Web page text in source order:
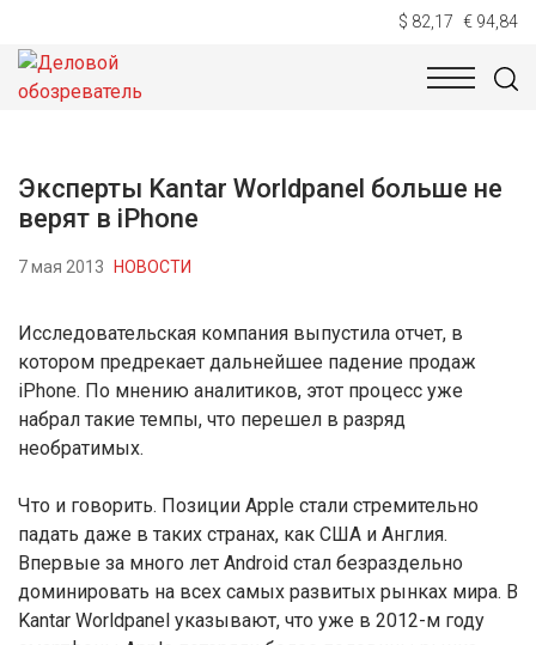
$ 82,17 € 94,84
НОВОСТИ
Эксперты Kantar Worldpanel больше не
верят в iPhone
7 мая 2013 НОВОСТИ
Исследовательская компания выпустила отчет, в
котором предрекает дальнейшее падение продаж
iPhone. По мнению аналитиков, этот процесс уже
набрал такие темпы, что перешел в разряд
необратимых.
Что и говорить. Позиции Apple стали стремительно
падать даже в таких странах, как США и Англия.
Впервые за много лет Android стал безраздельно
доминировать на всех самых развитых рынках мира. В
Kantar Worldpanel указывают, что уже в 2012-м году